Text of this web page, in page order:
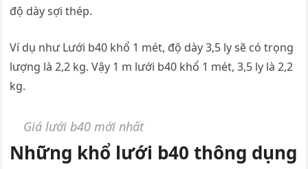
độ dày sợi thép.
Ví dụ như Lưới b40 khổ 1 mét, độ dày 3,5 ly sẽ có trọng
lượng là 2,2 kg. Vậy 1 m lưới b40 khổ 1 mét, 3,5 ly là 2,2
kg.
Giá lưới b40 mới nhất
Những khổ lưới b40 thông dụng